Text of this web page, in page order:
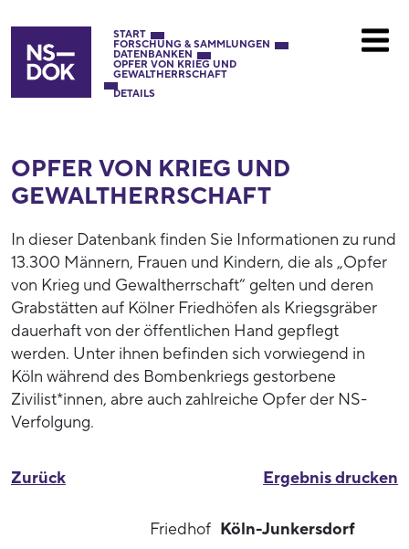
START
FORSCHUNG & SAMMLUNGEN
DATENBANKEN
OPFER VON KRIEG UND
GEWALTHERRSCHAFT
DETAILS
OPFER VON KRIEG UND
GEWALTHERRSCHAFT
In dieser Datenbank finden Sie Informationen zu rund
13.300 Männern, Frauen und Kindern, die als „Opfer
von Krieg und Gewaltherrschaft“ gelten und deren
Grabstätten auf Kölner Friedhöfen als Kriegsgräber
dauerhaft von der öffentlichen Hand gepflegt
werden. Unter ihnen befinden sich vorwiegend in
Köln während des Bombenkriegs gestorbene
Zivilist*innen, abre auch zahlreiche Opfer der NS-
Verfolgung.
Ergebnis drucken
Zurück
Friedhof Köln-Junkersdorf